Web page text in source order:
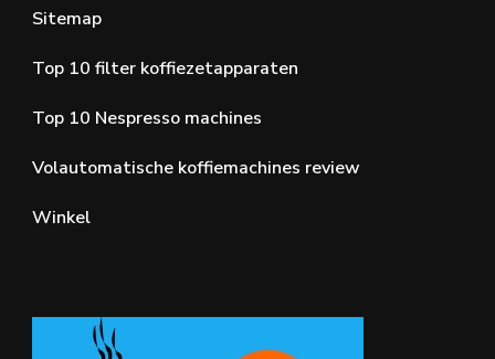
Sitemap
Top 10 filter koffiezetapparaten
Top 10 Nespresso machines
Volautomatische koffiemachines review
Winkel